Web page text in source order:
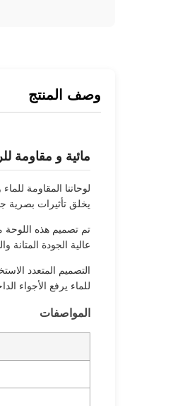
وصف المنتج
مائية و مقاومة
لوحاتنا المقاومة
يخلق تأثيرات بصرية
تم تصميم هذه اللوحة
عالية الجودة المتانة
التصميم المتعدد
للماء يرفع الأجواء
المواصفات